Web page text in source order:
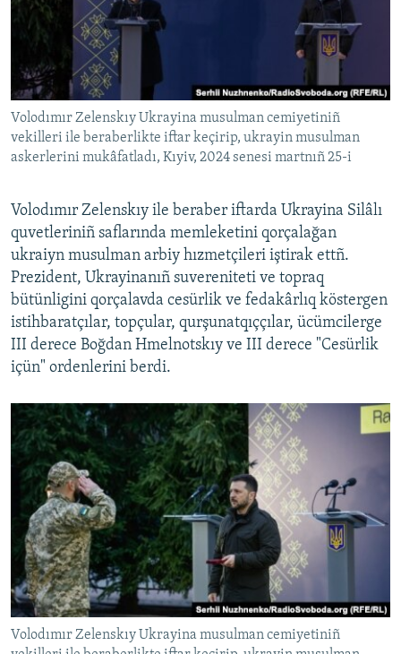
Volodımır Zelenskıy Ukrayina musulman cemiyetiniñ
vekilleri ile beraberlikte iftar keçirip, ukrayin musulman
askerlerini mukâfatladı, Kıyiv, 2024 senesi martnıñ 25-i
Volodımır Zelenskıy ile beraber iftarda Ukrayina Silâlı
quvetleriniñ saflarında memleketini qorçalağan
ukraiyn musulman arbiy hızmetçileri iştirak ettñ.
Prezident, Ukrayinanıñ suvereniteti ve topraq
bütünligini qorçalavda cesürlik ve fedakârlıq köstergen
istihbaratçılar, topçular, qurşunatqıççılar, ücümcilerge
III derece Boğdan Hmelnotskıy ve III derece "Cesürlik
içün" ordenlerini berdi.
Volodımır Zelenskıy Ukrayina musulman cemiyetiniñ